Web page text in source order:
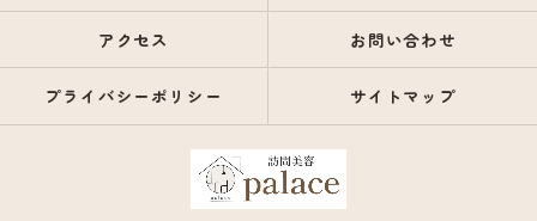
アクセス お問い合わせ
プライバシーポリシー サイトマップ